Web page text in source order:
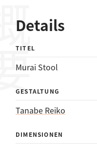
Details
TITEL
Murai Stool
GESTALTUNG
Tanabe Reiko
DIMENSIONEN